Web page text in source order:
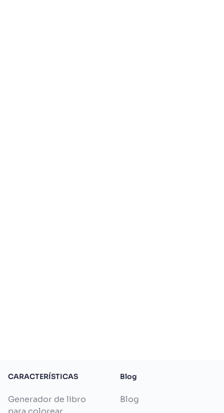
CARACTERÍSTICAS
Generador de libro
Blog
Blog